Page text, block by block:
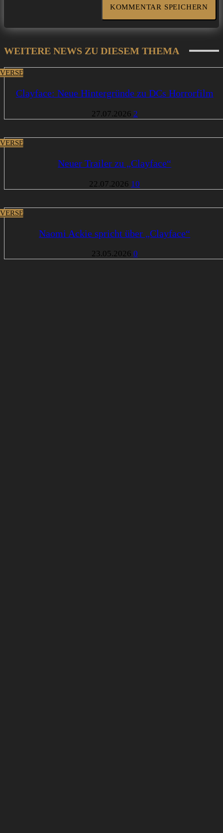
WEITERE NEWS ZU DIESEM THEMA
Clayface: Neue Hintergründe zu DCs Horrorfilm
27.07.2026 2
Neuer Trailer zu „Clayface“
22.07.2026 10
Naomi Ackie spricht über „Clayface“
23.05.2026 0